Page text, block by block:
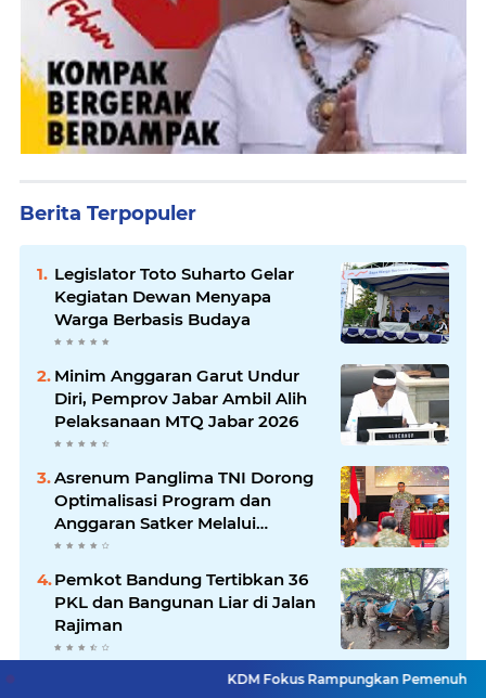
Berita Terpopuler
Legislator Toto Suharto Gelar
Kegiatan Dewan Menyapa
Warga Berbasis Budaya
Minim Anggaran Garut Undur
Diri, Pemprov Jabar Ambil Alih
Pelaksanaan MTQ Jabar 2026
Asrenum Panglima TNI Dorong
Optimalisasi Program dan
Anggaran Satker Melalui
Evaluasi Kinerja
Pemkot Bandung Tertibkan 36
PKL dan Bangunan Liar di Jalan
Rajiman
Kang Andhy Daftar Calon Ketua
KDM Fokus Rampungkan Pemenuhan Layanan